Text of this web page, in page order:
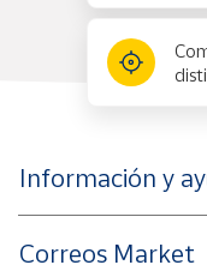
Información y
Correos Market